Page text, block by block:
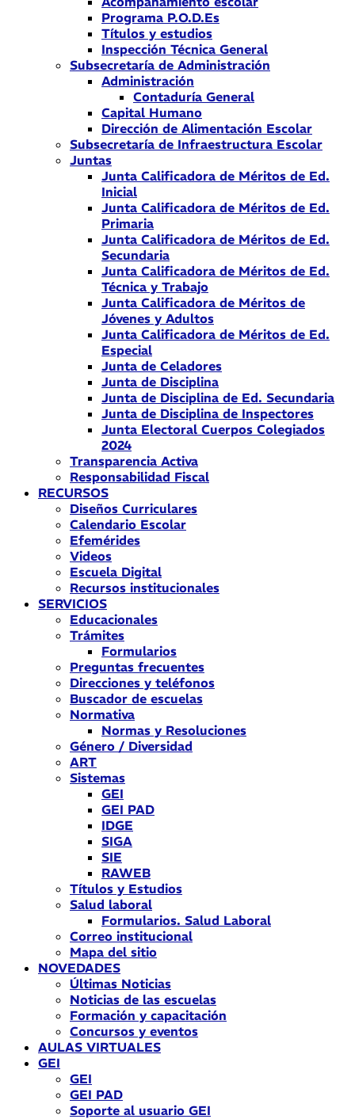
Programa P.O.D.Es
Títulos y estudios
Inspección Técnica General
Subsecretaría de Administración
Administración
Contaduría General
Capital Humano
Dirección de Alimentación Escolar
Subsecretaría de Infraestructura Escolar
Juntas
Junta Calificadora de Méritos de Ed.
Inicial
Junta Calificadora de Méritos de Ed.
Primaria
Junta Calificadora de Méritos de Ed.
Secundaria
Junta Calificadora de Méritos de Ed.
Técnica y Trabajo
Junta Calificadora de Méritos de
Jóvenes y Adultos
Junta Calificadora de Méritos de Ed.
Especial
Junta de Celadores
Junta de Disciplina
Junta de Disciplina de Ed. Secundaria
Junta de Disciplina de Inspectores
Junta Electoral Cuerpos Colegiados
2024
Transparencia Activa
Responsabilidad Fiscal
RECURSOS
Diseños Curriculares
Calendario Escolar
Efemérides
Videos
Escuela Digital
Recursos institucionales
SERVICIOS
Educacionales
Trámites
Formularios
Preguntas frecuentes
Direcciones y teléfonos
Buscador de escuelas
Normativa
Normas y Resoluciones
Género / Diversidad
ART
Sistemas
GEI
GEI PAD
IDGE
SIGA
SIE
RAWEB
Títulos y Estudios
Salud laboral
Formularios. Salud Laboral
Correo institucional
Mapa del sitio
NOVEDADES
Últimas Noticias
Noticias de las escuelas
Formación y capacitación
Concursos y eventos
AULAS VIRTUALES
GEI
GEI
GEI PAD
Soporte al usuario GEI